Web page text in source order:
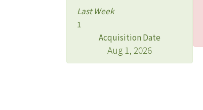
Last Week
1
Acquisition Date
Aug 1, 2026